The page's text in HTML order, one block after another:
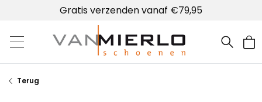
Gratis verzenden vanaf €79,95
Home | Van Mierlo schoenen
Terug